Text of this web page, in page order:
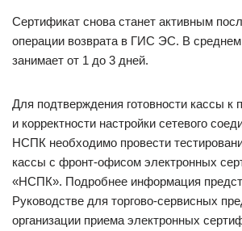
Сертификат снова станет активным
операции возврата в ГИС ЭС. В
занимает от 1 до 3 дней.
Для подтверждения готовности кассы к
и корректности настройки сетевого
НСПК необходимо провести
кассы с фронт-офисом электронных
«НСПК». Подробнее информация
Руководстве для торгово-сервисных
организации приема электронных